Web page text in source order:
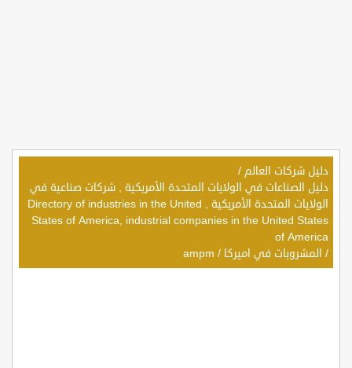
دليل شركات العالم /
دليل الصناعات في الولايات المتحدة الأمريكية , شركات صناعية في
الولايات المتحدة الأمريكية , Directory of industries in the United
States of America, industrial companies in the United States
of America
/ المشروبات في اميركا /
ampm